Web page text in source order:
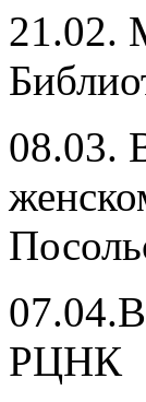
21.02.
08.03.
РЦНК